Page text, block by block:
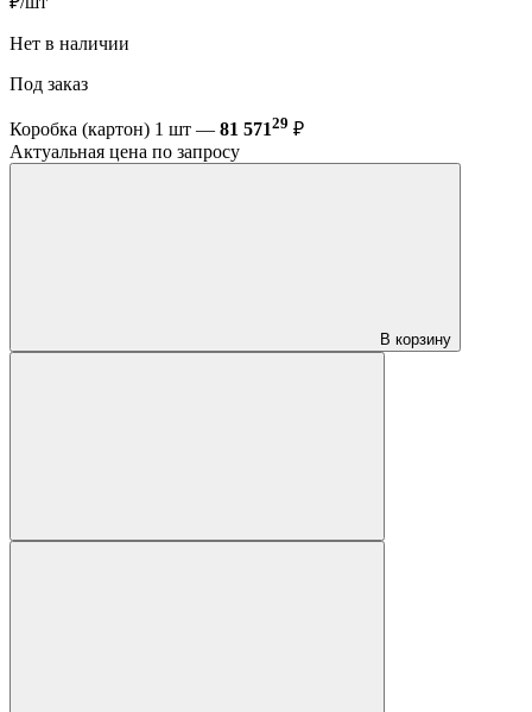
Нет в наличии
Под заказ
Коробка (картон) 1 шт — 81 57129 ₽
Актуальная цена по запросу
В корзину